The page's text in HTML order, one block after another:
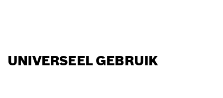
UNIVERSEEL GEBRUIK